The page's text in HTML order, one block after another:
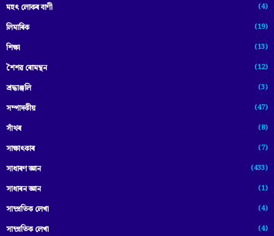
মহৎ লোকৰ বাণী (4)
লিমাৰিক (19)
শিক্ষা (13)
শৈশৱ ৰোমন্থন (12)
শ্ৰদ্ধাঞ্জলি (3)
সম্পাদকীয় (47)
সাঁথৰ (8)
সাক্ষাৎকাৰ (7)
সাধাৰণ জ্ঞান (433)
সাধাৰন জ্ঞান (1)
সাম্প্রতিক লেখা (4)
সাম্প্ৰতিক লেখা (4)